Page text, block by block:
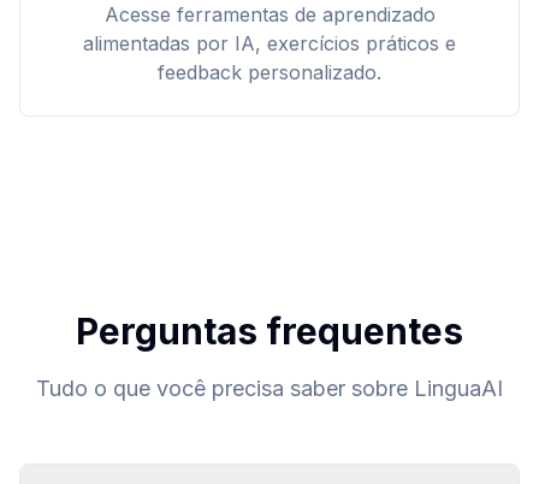
Acesse ferramentas de aprendizado
alimentadas por IA, exercícios práticos e
feedback personalizado.
Perguntas frequentes
Tudo o que você precisa saber sobre LinguaAI